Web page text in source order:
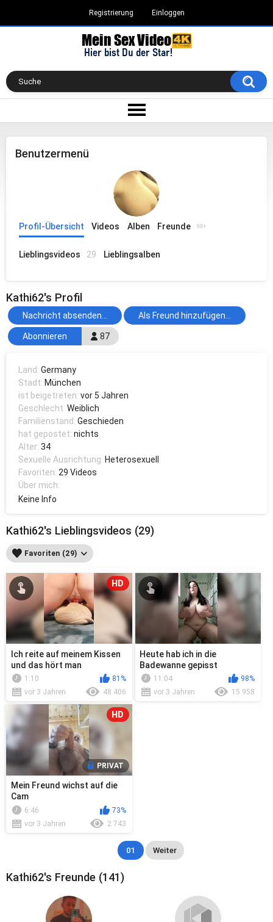
Registrierung Einloggen
Benutzermenü
Profil-Übersicht Videos Alben Freunde 99+
Lieblingsvideos 29 Lieblingsalben
Kathi62's Profil
87
Abonnieren
Nachricht absenden... Als Freund hinzufügen...
Land:Germany
Stadt: München
ist beigetreten:vor 5 Jahren
Geschlecht:Weiblich
Familienstand:Geschieden
hat gepostet:nichts
Alter:34
Sexuelle Ausrichtung: Heterosexuell
Favoriten:29 Videos
Über mich:
Keine Info
Kathi62's Lieblingsvideos (29)
Favoriten (29)
HD
Ich reite auf meinem Kissen
und das hört man
1:10
81%
vor 3 Jahren
48 406
Heute hab ich in die
Badewanne gepisst
11:04
98%
vor 3 Jahren
15 958
PRIVAT
HD
Mein Freund wichst auf die
Cam
6:46
73%
vor 3 Jahren
2 743
01 Weiter
Kathi62's Freunde (141)